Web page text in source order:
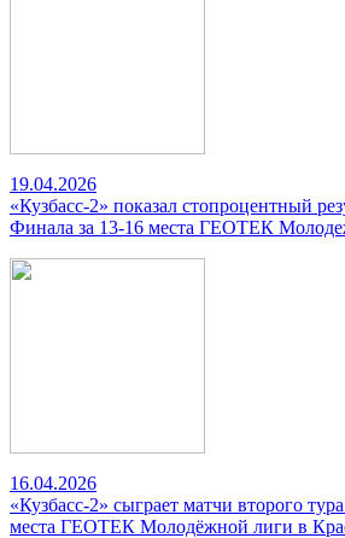
19.04.2026
«Кузбасс-2» показал стопроцентный
Финала за 13-16 места ГЕОТЕК
16.04.2026
«Кузбасс-2» сыграет матчи второго
места ГЕОТЕК Молодёжной лиги в